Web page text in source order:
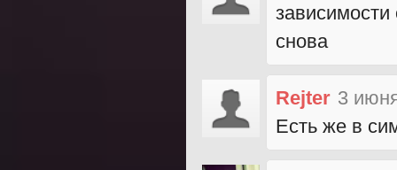
снова
Rejter 3
Есть же в